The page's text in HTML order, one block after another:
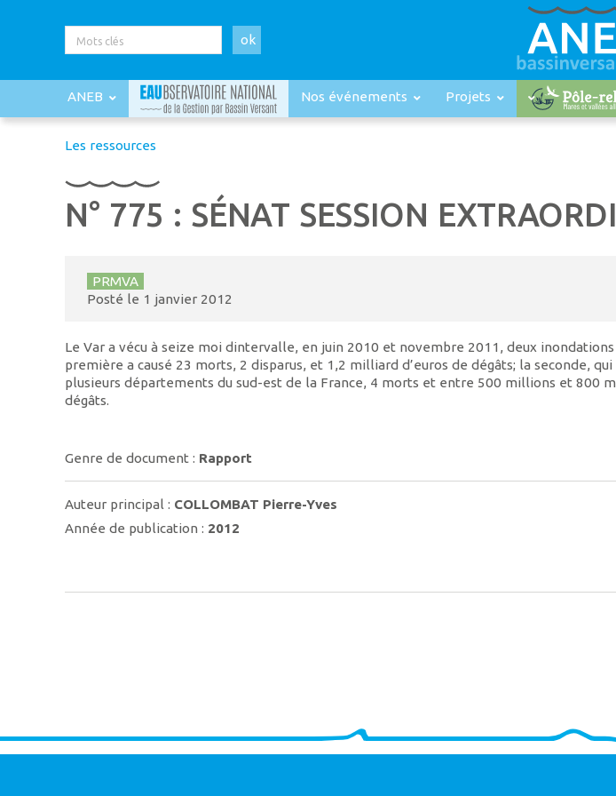
ok
ANEB Nos événements Projets
Les ressources
N° 775 : SÉNAT SESSION
PRMVA
Posté le 1 janvier 2012
Le Var a vécu à seize moi dintervalle, en juin 2010 et novembre 2011, deux inondations
première a causé 23 morts, 2 disparus, et 1,2 milliard d’euros de dégâts; la seconde, qui
plusieurs départements du sud-est de la France, 4 morts et entre 500 millions et 800
dégâts.
Genre de document : Rapport
Auteur principal : COLLOMBAT Pierre-Yves
Année de publication : 2012